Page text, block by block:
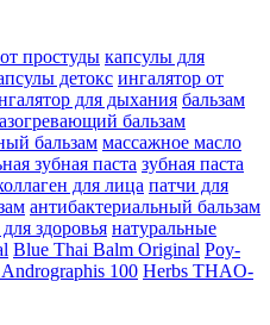
простуды капсулы для
детокс ингалятор от
для дыхания бальзам
бальзам
бальзам массажное масло
зубная паста зубная паста
для лица патчи для
антибактериальный бальзам
здоровья натуральные
Blue Thai Balm Original Poy-
100 Herbs THAO-